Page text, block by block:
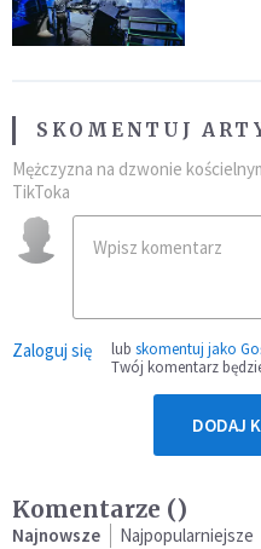
SKOMENTUJ
Mężczyzna na dzwonie
TikToka
Zaloguj się lub skomentuj jako
Twój komentarz
DODAJ
Komentarze ()
Najnowsze Najpopularniejsze